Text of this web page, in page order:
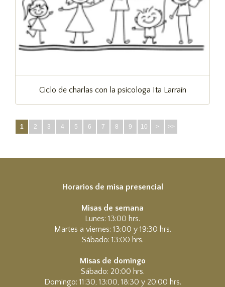
Ciclo de charlas con la psicologa Ita Larraín
1 2 3 4 5 6 7 8 9 10 > >>
Horarios de misa presencial
Misas de semana
Lunes: 13:00 hrs.
Martes a viernes: 13:00 y 19:30 hrs.
Sábado: 13:00 hrs.
Misas de domingo
Sábado: 20:00 hrs.
Domingo: 11:30, 13:00, 18:30 y 20:00 hrs.